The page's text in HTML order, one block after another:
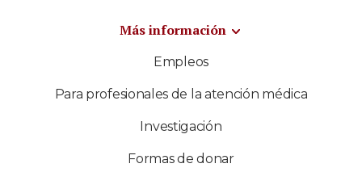
Más información
Empleos
Para profesionales de la atención médica
Investigación
Formas de donar